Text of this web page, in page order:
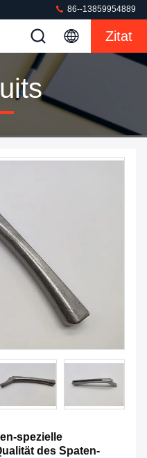
86--13859954889
Zitat
spezielle
des Spaten-